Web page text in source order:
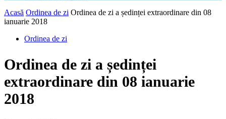
Acasă Ordinea de zi Ordinea de zi a ședinței extraordinare din 08
ianuarie 2018
Ordinea de zi
Ordinea de zi a ședinței
extraordinare din 08 ianuarie
2018